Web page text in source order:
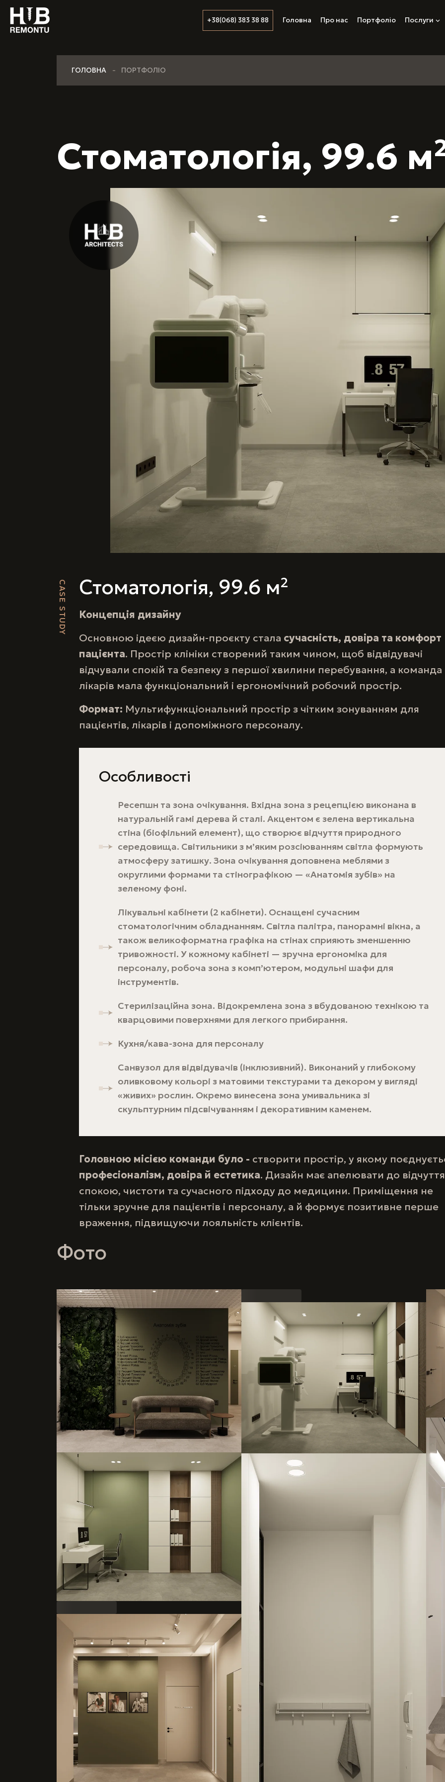
+38(068) 383 38 88 Головна Про нас Портфоліо Послуги
ГОЛОВНА ПОРТФОЛІО
Стоматологія, 99.6
CASE STUDY Стоматологія, 99.6 м²
Концепція дизайну
Основною ідеєю дизайн-проєкту стала сучасність, довіра та комфорт
пацієнта. Простір клініки створений таким чином, щоб відвідувачі
відчували спокій та безпеку з першої хвилини перебування, а команда
лікарів мала функціональний і ергономічний робочий простір.
Формат: Мультифункціональний простір з чітким зонуванням для
пацієнтів, лікарів і допоміжного персоналу.
Особливості
Ресепшн та зона очікування. Вхідна зона з рецепцією виконана в
натуральній гамі дерева й сталі. Акцентом є зелена вертикальна
стіна (біофільний елемент), що створює відчуття природного
середовища. Світильники з м’яким розсіюванням світла формують
атмосферу затишку. Зона очікування доповнена меблями з
округлими формами та стінографікою — «Анатомія зубів» на
зеленому фоні.
Лікувальні кабінети (2 кабінети). Оснащені сучасним
стоматологічним обладнанням. Світла палітра, панорамні вікна, а
також великоформатна графіка на стінах сприяють зменшенню
тривожності. У кожному кабінеті — зручна ергономіка для
персоналу, робоча зона з комп’ютером, модульні шафи для
інструментів.
Стерилізаційна зона. Відокремлена зона з вбудованою технікою та
кварцовими поверхнями для легкого прибирання.
Кухня/кава-зона для персоналу
Санвузол для відвідувачів (інклюзивний). Виконаний у глибокому
оливковому кольорі з матовими текстурами та декором у вигляді
«живих» рослин. Окремо винесена зона умивальника зі
скульптурним підсвічуванням і декоративним каменем.
Головною місією команди було - створити простір, у якому
професіоналізм, довіра й естетика. Дизайн має апелювати до відчуття
спокою, чистоти та сучасного підходу до медицини. Приміщення не
тільки зручне для пацієнтів і персоналу, а й формує позитивне перше
враження, підвищуючи лояльність клієнтів.
Фото